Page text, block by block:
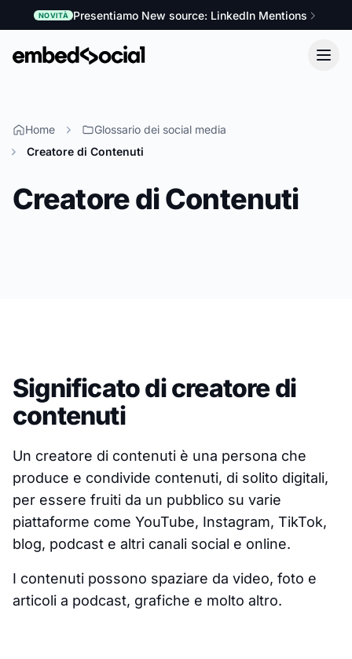
NOVITÀ Presentiamo New source: LinkedIn Mentions
Home
Glossario dei social media
Creatore di Contenuti
Creatore di Contenuti
Significato di creatore di
contenuti
Un creatore di contenuti è una persona che
produce e condivide contenuti, di solito digitali,
per essere fruiti da un pubblico su varie
piattaforme come YouTube, Instagram, TikTok,
blog, podcast e altri canali social e online.
I contenuti possono spaziare da video, foto e
articoli a podcast, grafiche e molto altro.